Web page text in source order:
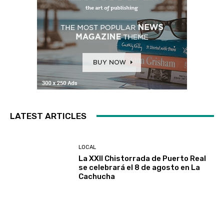
LATEST ARTICLES
LOCAL
La XXII Chistorrada de Puerto Real
se celebrará el 8 de agosto en La
Cachucha